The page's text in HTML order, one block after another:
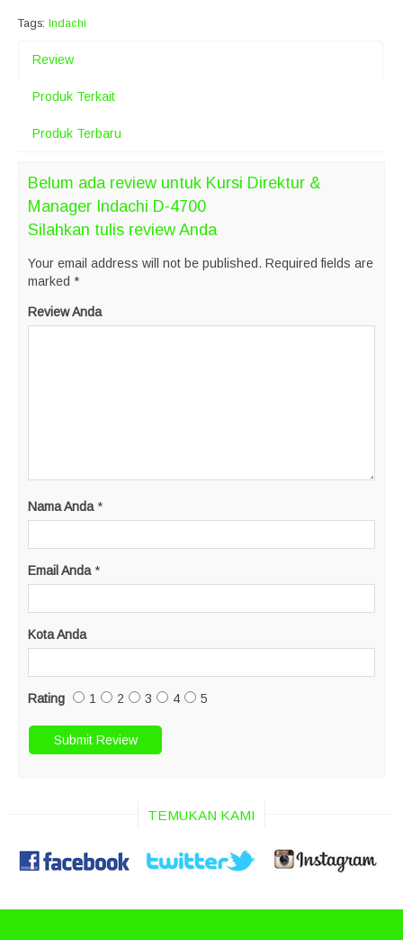
Tags: Indachi
Review
Produk Terkait
Produk Terbaru
Belum ada review untuk Kursi Direktur &
Manager Indachi D-4700
Silahkan tulis review Anda
Your email address will not be published. Required fields are
marked *
Review Anda
Nama Anda *
Email Anda *
Kota Anda
Rating 1 2 3 4 5
TEMUKAN KAMI